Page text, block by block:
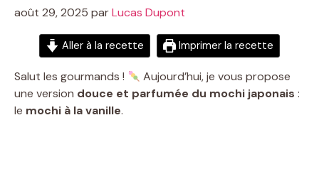
août 29, 2025 parLucas Dupont
Aller à la recette Imprimer la recette
Salut les gourmands !
Aujourd’hui, je vous propose
une version douce et parfumée du mochi japonais :
le mochi à la vanille.